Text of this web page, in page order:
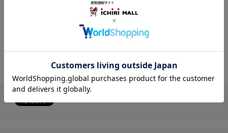
六角形の結び目が綺麗にできていると、満足度大！で